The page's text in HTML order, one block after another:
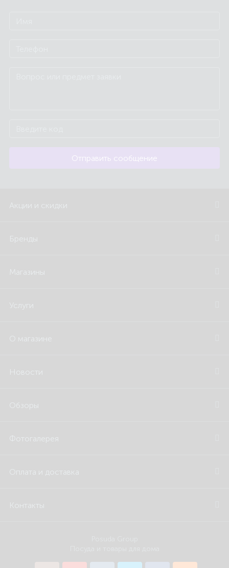
Отправить сообщение
Акции и скидки
Бренды
Магазины
Услуги
О магазине
Новости
Обзоры
Фотогалерея
Оплата и доставка
Контакты